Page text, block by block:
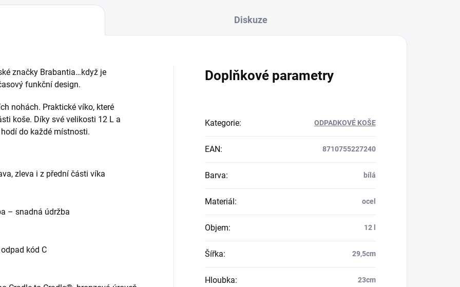
Diskuze
značky Brabantia…když je
funkční design.
nohách. Praktické víko, které
koše. Díky své velikosti 12 L a
do každé místnosti.
zleva i z přední části víka
– snadná údržba
kód C
Doplňkové parametry
Kategorie: ODPADKOVÉ KOŠE
EAN: 8710755227240
Barva: bílá
Materiál : ocel
Objem: 12 l
Šířka: 29,5cm
Hloubka: 23cm